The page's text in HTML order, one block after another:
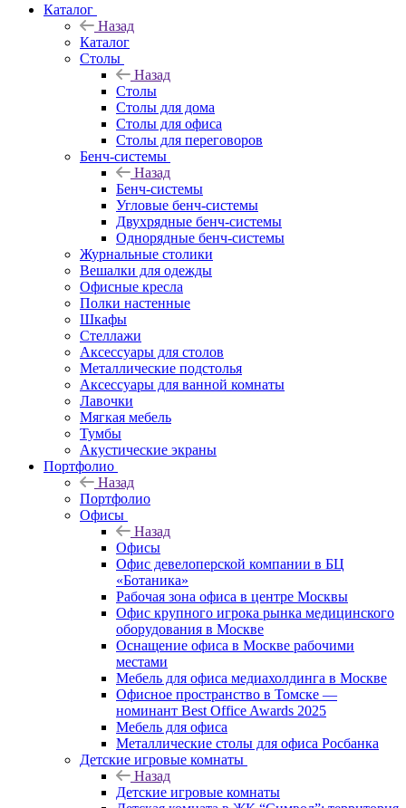
Каталог
Назад
Каталог
Столы
Назад
Столы
Столы для дома
Столы для офиса
Столы для переговоров
Бенч-системы
Назад
Бенч-системы
Угловые бенч-системы
Двухрядные бенч-системы
Однорядные бенч-системы
Журнальные столики
Вешалки для одежды
Офисные кресла
Полки настенные
Шкафы
Стеллажи
Аксессуары для столов
Металлические подстолья
Аксессуары для ванной комнаты
Лавочки
Мягкая мебель
Тумбы
Акустические экраны
Портфолио
Назад
Портфолио
Офисы
Назад
Офисы
Офис девелоперской компании в БЦ
«Ботаника»
Рабочая зона офиса в центре Москвы
Офис крупного игрока рынка медицинского
оборудования в Москве
Оснащение офиса в Москве рабочими
местами
Мебель для офиса медиахолдинга в Москве
Офисное пространство в Томске —
номинант Best Office Awards 2025
Мебель для офиса
Металлические столы для офиса Росбанка
Детские игровые комнаты
Назад
Детские игровые комнаты